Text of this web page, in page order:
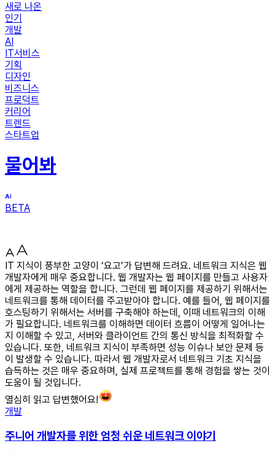
새로 나온
인기
개발
AI
IT서비스
기획
디자인
비즈니스
프로덕트
커리어
트렌드
스타트업
물어봐
BETA
IT 지식이 풍부한 고양이 ‘요고’가 답변해 드려요. 네트워크 지식은 웹
개발자에게 매우 중요합니다. 웹 개발자는 웹 페이지를 만들고 사용자
에게 제공하는 역할을 합니다. 그런데 웹 페이지를 제공하기 위해서는
네트워크를 통해 데이터를 주고받아야 합니다. 예를 들어, 웹 페이지를
호스팅하기 위해서는 서버를 구축해야 하는데, 이때 네트워크의 이해
가 필요합니다. 네트워크를 이해하면 데이터 흐름이 어떻게 일어나는
지 이해할 수 있고, 서버와 클라이언트 간의 통신 방식을 최적화할 수
있습니다. 또한, 네트워크 지식이 부족하면 성능 이슈나 보안 문제 등
이 발생할 수 있습니다. 따라서 웹 개발자로서 네트워크 기초 지식을
습득하는 것은 매우 중요하며, 실제 프로젝트를 통해 경험을 쌓는 것이
도움이 될 것입니다.
열심히 읽고 답변했어요!
개발
주니어 개발자를 위한 엄청 쉬운 네트워크 이야기